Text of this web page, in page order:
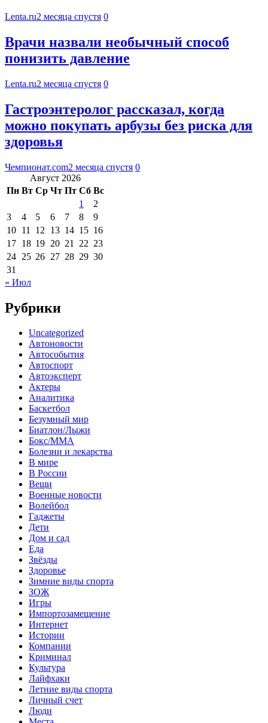
Lenta.ru2 месяца спустя 0
Врачи назвали необычный способ
понизить давление
Lenta.ru2 месяца спустя 0
Гастроэнтеролог рассказал, когда
можно покупать арбузы без риска для
здоровья
Чемпионат.com2 месяца спустя 0
Август 2026
Пн Вт Ср Чт Пт Сб Вс
1
2
3
4 5 6 7 8
9
10 11 12 13 14 15 16
17 18 19 20 21 22 23
24 25 26 27 28 29 30
31
« Июл
Рубрики
Uncategorized
Автоновости
Автособытия
Автоспорт
Автоэксперт
Актеры
Аналитика
Баскетбол
Безумный мир
Биатлон/Лыжи
Бокс/MMA
Болезни и лекарства
В мире
В России
Вещи
Военные новости
Волейбол
Гаджеты
Дети
Дом и сад
Еда
Звёзды
Здоровье
Зимние виды спорта
ЗОЖ
Игры
Импортозамещение
Интернет
Истории
Компании
Криминал
Культура
Лайфхаки
Летние виды спорта
Личный счет
Люди